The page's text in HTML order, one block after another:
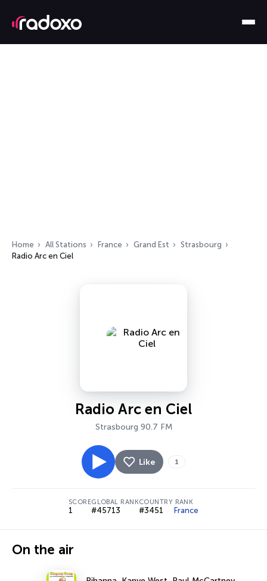
Home All Stations France Grand Est
Strasbourg
Radio Arc en Ciel
Radio Arc en Ciel
Strasbourg 90.7 FM
Like 1
SCORE
1
GLOBAL RANK
#45713
COUNTRY RANK
#3451 France
On the air